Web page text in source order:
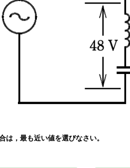
は，最も近い値を選びなさい。